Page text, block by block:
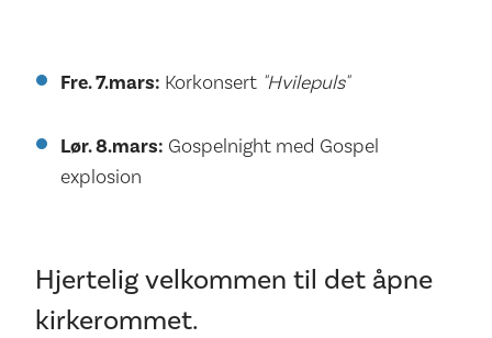
Fre. 7.mars: Korkonsert "Hvilepuls"
Lør. 8.mars: Gospelnight med Gospel
explosion
Hjertelig velkommen til det åpne
kirkerommet.